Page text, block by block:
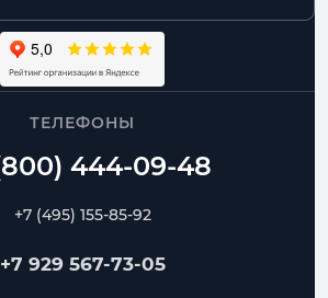
ТЕЛЕФОНЫ
+7 (495) 155-85-92
+7 929 567-73-05